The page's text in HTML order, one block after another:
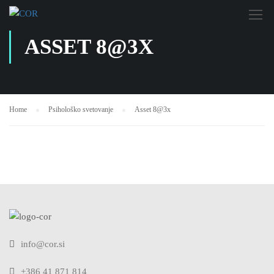
ASSET 8@3X
Home Psihološko svetovanje Asset 8@3x
info@cor.si
+386 41 871 814